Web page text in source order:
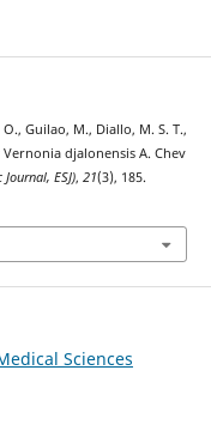
Guilao, M., Diallo, M. S. T.,
djalonensis A. Chev
ESJ), 21(3), 185.
Sciences